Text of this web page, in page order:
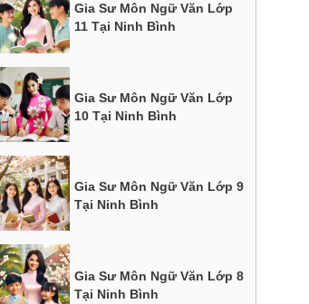
Gia Sư Môn Ngữ Văn Lớp
11 Tại Ninh Bình
Gia Sư Môn Ngữ Văn Lớp
10 Tại Ninh Bình
Gia Sư Môn Ngữ Văn Lớp 9
Tại Ninh Bình
Gia Sư Môn Ngữ Văn Lớp 8
Tại Ninh Bình